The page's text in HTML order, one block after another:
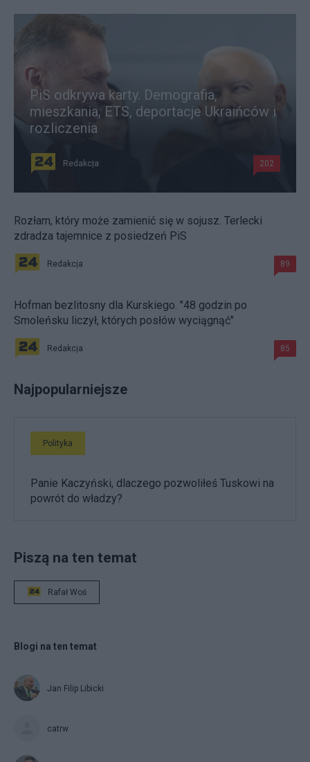
PiS odkrywa karty. Demografia,
mieszkania, ETS, deportacje Ukraińców i
rozliczenia
Redakcja 202
Rozłam, który może zamienić się w sojusz. Terlecki
zdradza tajemnice z posiedzeń PiS
Redakcja 89
Hofman bezlitosny dla Kurskiego. "48 godzin po
Smoleńsku liczył, których posłów wyciągnąć"
Redakcja 85
Najpopularniejsze
Polityka
Panie Kaczyński, dlaczego pozwoliłeś Tuskowi na
powrót do władzy?
Piszą na ten temat
Rafał Woś
Blogi na ten temat
Jan Filip Libicki
catrw